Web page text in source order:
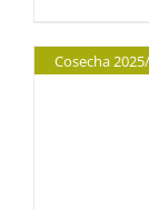
Cosecha